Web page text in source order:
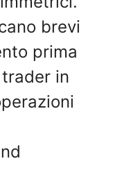
brevi
prima
in